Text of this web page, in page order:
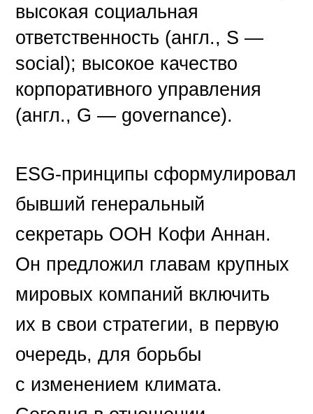
высокая социальная
ответственность (англ., S —
social); высокое качество
корпоративного управления
(англ., G — governance).
ESG-принципы сформулировал
бывший генеральный
секретарь ООН Кофи Аннан.
Он предложил главам крупных
мировых компаний включить
их в свои стратегии, в первую
очередь, для борьбы
с изменением климата.